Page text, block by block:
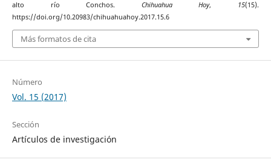
alto río Conchos. Chihuahua Hoy, 15(15).
https://doi.org/10.20983/chihuahuahoy.2017.15.6
Más formatos de cita
Número
Vol. 15 (2017)
Sección
Artículos de investigación